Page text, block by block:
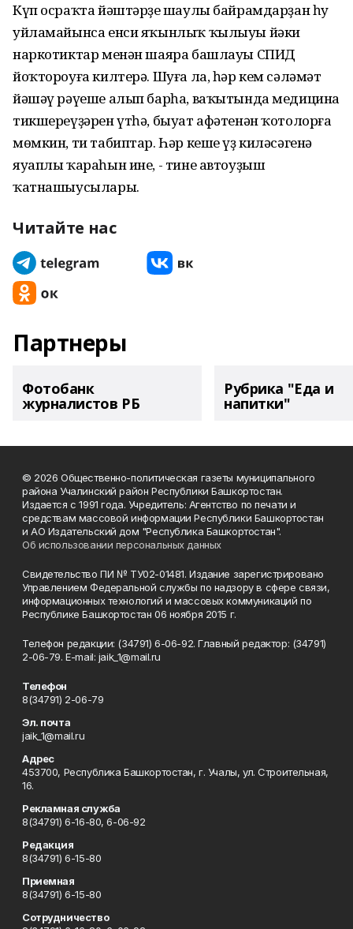
Күп осраҡта йәш­тәрҙең шаулы байрамдарҙан һуң
уйламайынса енси яҡынлыҡ ҡылыуы йәки
наркотиктар менән шаяра башлауы СПИД
йоҡтороуға килтерә. Шуға ла, һәр кем сәләмәт
йәшәү рәүеше алып барһа, ваҡытында медицина
тикшереүҙәрен үтһә, быуат афәтенән ҡотолорға
мөмкин, ти табиптар. Һәр кеше үҙ киләсәгенә
яуап­лы ҡараһын ине, - тине автоуҙыш
ҡатнашыусылары.
Читайте нас
Партнеры
Фотобанк
журналистов РБ
Рубрика "Еда и
напитки"
© 2026 Общественно-политическая газеты муниципального
района Учалинский район Республики Башкортостан.
Издается с 1991 года. Учредитель: Агентство по печати и
средствам массовой информации Республики Башкортостан
и АО Издательский дом "Республика Башкортостан".
Об использовании персональных данных
Свидетельство ПИ № ТУ02-01481. Издание зарегистрировано
Управлением Федеральной службы по надзору в сфере связи,
информационных технологий и массовых коммуникаций по
Республике Башкортостан 06 ноября 2015 г.
Телефон редакции: (34791) 6-06-92. Главный редактор: (34791)
2-06-79. Е-mаil: jaik_1@mail.ru
Телефон
8(34791) 2-06-79
Эл. почта
jaik_1@mail.ru
Адрес
453700, Республика Башкортостан, г. Учалы, ул. Строительная,
16.
Рекламная служба
8(34791) 6-16-80, 6-06-92
Редакция
8(34791) 6-15-80
Приемная
8(34791) 6-15-80
Сотрудничество